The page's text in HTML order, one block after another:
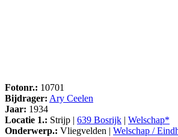
Fotonr.: 10701
Bijdrager: Ary Ceelen
Jaar: 1934
Locatie 1.: Strijp | 639 Bosrijk
Welschap*
Onderwerp.: Vliegvelden | Welschap /